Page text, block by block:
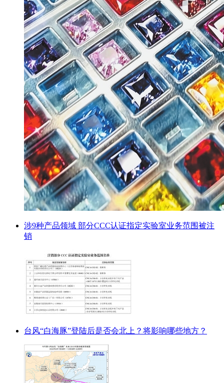
涉9种产品领域 部分CCC认证指定实验室业务范围被注
销
台风“白海豚”登陆后是否会北上？将影响哪些地方？